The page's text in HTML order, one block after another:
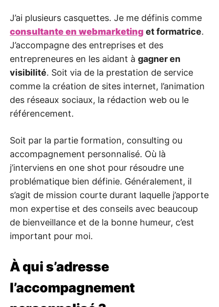
J’ai plusieurs casquettes. Je me définis comme
consultante en webmarketing et formatrice.
J’accompagne des entreprises et des
entrepreneures en les aidant à gagner en
visibilité. Soit via de la prestation de service
comme la création de sites internet, l’animation
des réseaux sociaux, la rédaction web ou le
référencement.
Soit par la partie formation, consulting ou
accompagnement personnalisé. Où là
j’interviens en one shot pour résoudre une
problématique bien définie. Généralement, il
s’agit de mission courte durant laquelle j’apporte
mon expertise et des conseils avec beaucoup
de bienveillance et de la bonne humeur, c’est
important pour moi.
À qui s’adresse
l’accompagnement